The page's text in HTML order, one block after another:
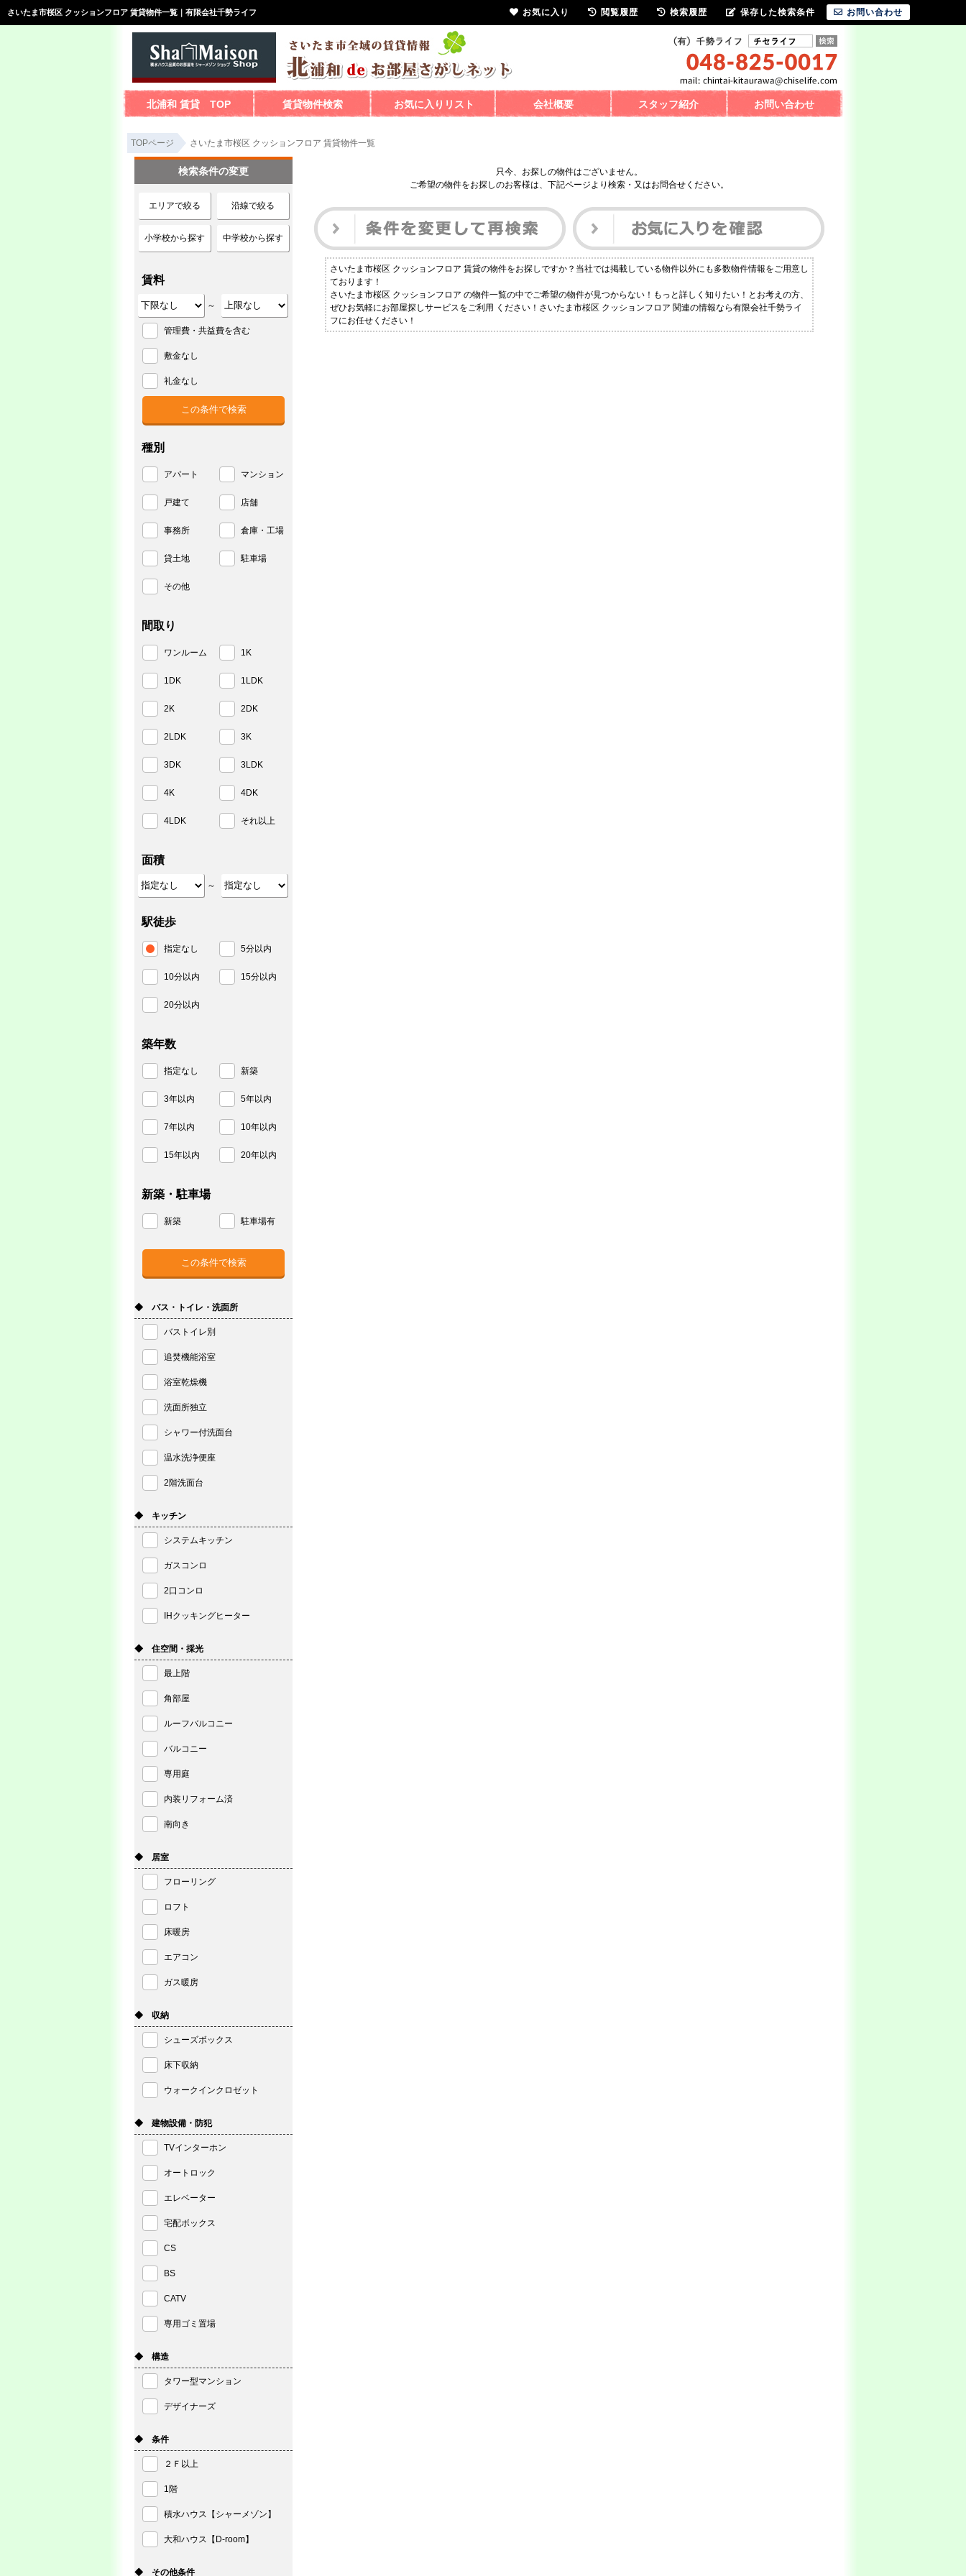
さいたま市桜区 クッションフロア 賃貸物件一覧｜有限会社千勢ライフ
北浦和 賃貸 TOP 賃貸物件検索 お気に入りリスト 会社概要 スタッフ紹介 お問い合わせ
TOPページ さいたま市桜区 クッションフロア 賃貸物件一覧
只今、お探しの物件はございません。
ご希望の物件をお探しのお客様は、下記ページより検索・又はお問合せください。
さいたま市桜区 クッションフロア 賃貸の物件をお探しですか？当社では掲載している物件以外にも多数物件情報をご用意し
ております！
さいたま市桜区 クッションフロア の物件一覧の中でご希望の物件が見つからない！もっと詳しく知りたい！とお考えの方、
ぜひお気軽にお部屋探しサービスをご利用 ください！さいたま市桜区 クッションフロア 関連の情報なら有限会社千勢ライ
フにお任せください！
検索条件の変更
エリアで絞る 沿線で絞る
小学校から探す 中学校から探す
賃料
～
管理費・共益費を含む
敷金なし
礼金なし
種別
アパート マンション
戸建て 店舗
事務所 倉庫・工場
貸土地 駐車場
その他
間取り
ワンルーム 1K
1DK 1LDK
2K 2DK
2LDK 3K
3DK 3LDK
4K 4DK
4LDK それ以上
面積
～
駅徒歩
指定なし 5分以内
10分以内 15分以内
20分以内
築年数
指定なし 新築
3年以内 5年以内
7年以内 10年以内
15年以内 20年以内
新築・駐車場
新築 駐車場有
◆ バス・トイレ・洗面所
バストイレ別
追焚機能浴室
浴室乾燥機
洗面所独立
シャワー付洗面台
温水洗浄便座
2階洗面台
◆ キッチン
システムキッチン
ガスコンロ
2口コンロ
IHクッキングヒーター
◆ 住空間・採光
最上階
角部屋
ルーフバルコニー
バルコニー
専用庭
内装リフォーム済
南向き
◆ 居室
フローリング
ロフト
床暖房
エアコン
ガス暖房
◆ 収納
シューズボックス
床下収納
ウォークインクロゼット
◆ 建物設備・防犯
TVインターホン
オートロック
エレベーター
宅配ボックス
CS
BS
CATV
専用ゴミ置場
◆ 構造
タワー型マンション
デザイナーズ
◆ 条件
２Ｆ以上
1階
積水ハウス【シャーメゾン】
大和ハウス【D-room】
◆ その他条件
お気に入り 閲覧履歴 検索履歴 保存した検索条件 お問い合わせ